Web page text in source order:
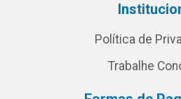
Política de
Trabalhe